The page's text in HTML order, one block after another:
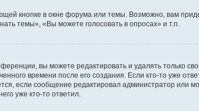
кнопке в окне форума или темы. Возможно, вам
темы», «Вы можете голосовать в опросах» и т.п.
вы можете редактировать и удалять только
времени после его создания. Если кто-то уже
если сообщение редактировал администратор или
уже кто-то ответил.